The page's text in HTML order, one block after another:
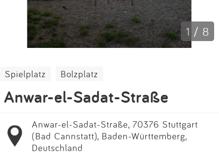
Anmelden 1 / 8
Spielplatz Bolzplatz
Anwar-el-Sadat-Straße
Anwar-el-Sadat-Straße, 70376 Stuttgart
(Bad Cannstatt), Baden-Württemberg,
Deutschland